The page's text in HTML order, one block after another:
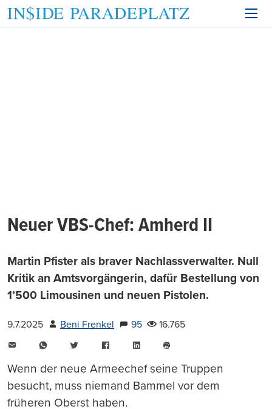
Neuer VBS-Chef: Amherd II
Martin Pfister als braver Nachlassverwalter. Null
Kritik an Amtsvorgängerin, dafür Bestellung von
1’500 Limousinen und neuen Pistolen.
9.7.2025 Beni Frenkel 95
16.765
WhatsAppTwitter FacebookLinkedIn
drucken
Wenn der neue Armeechef seine Truppen
besucht, muss niemand Bammel vor dem
früheren Oberst haben.